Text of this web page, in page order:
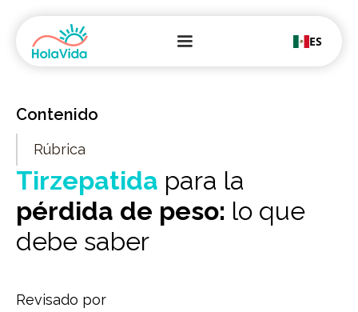
ES
Contenido
Rúbrica
Tirzepatida para la
pérdida de peso: lo que
debe saber
Revisado por